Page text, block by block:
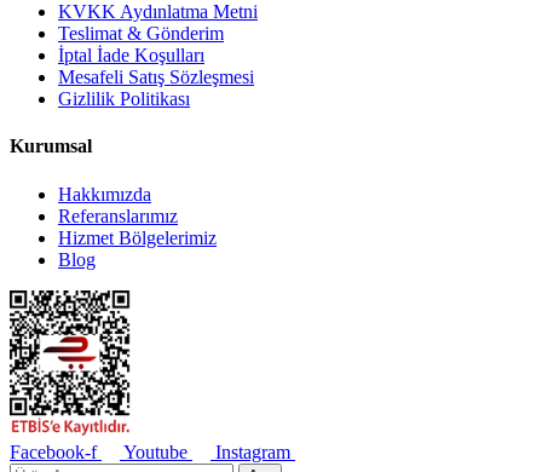
KVKK Aydınlatma Metni
Teslimat & Gönderim
İptal İade Koşulları
Mesafeli Satış Sözleşmesi
Gizlilik Politikası
Kurumsal
Hakkımızda
Referanslarımız
Hizmet Bölgelerimiz
Blog
Facebook-f Youtube Instagram